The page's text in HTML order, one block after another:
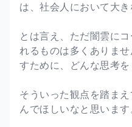
は、社会人において大き
とは言え、ただ闇雲に
れるものは多くありま
すために、どんな思考を
そういった観点を踏ま
んでほしいなと思います